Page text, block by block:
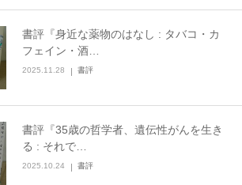
書評『身近な薬物のはなし : タバコ・カ
フェイン・酒…
2025.11.28 書評
書評『35歳の哲学者、遺伝性がんを生き
る : それで…
2025.10.24 書評